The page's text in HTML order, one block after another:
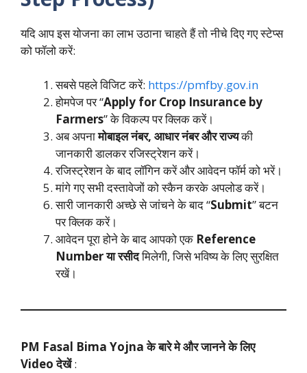
यदि आप इस योजना का लाभ उठाना चाहते हैं तो नीचे दिए गए स्टेप्स
को फॉलो करें:
सबसे पहले विजिट करें: https://pmfby.gov.in
होमपेज पर “Apply for Crop Insurance by
Farmers” के विकल्प पर क्लिक करें।
अब अपनामोबाइल नंबर, आधार नंबर और राज्यकी
जानकारी डालकर रजिस्ट्रेशन करें।
रजिस्ट्रेशन के बाद लॉगिन करें और आवेदन फॉर्म को भरें।
मांगे गए सभी दस्तावेजों को स्कैन करके अपलोड करें।
सारी जानकारी अच्छे से जांचने के बाद “Submit” बटन
पर क्लिक करें।
आवेदन पूरा होने के बाद आपको एक Reference
Numberया रसीदमिलेगी, जिसे भविष्य के लिए सुरक्षित
रखें।
PM Fasal Bima Yojna के बारे मे और जानने के लिए
Video देखें: